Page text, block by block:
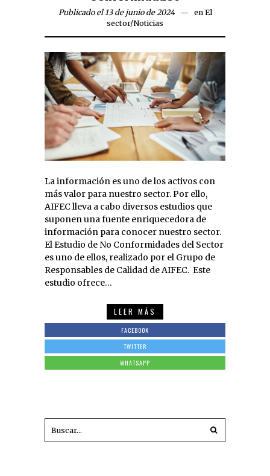
Publicado el 13 de junio de 2024 en El
sector/Noticias
La información es uno de los activos con
más valor para nuestro sector. Por ello,
AIFEC lleva a cabo diversos estudios que
suponen una fuente enriquecedora de
información para conocer nuestro sector.
El Estudio de No Conformidades del Sector
es uno de ellos, realizado por el Grupo de
Responsables de Calidad de AIFEC. Este
estudio ofrece…
LEER MÁS
FACEBOOK
TWITTER
WHATSAPP